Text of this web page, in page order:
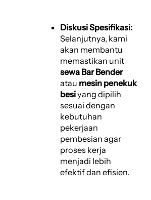
Diskusi Spesifikasi:
Selanjutnya, kami
akan membantu
memastikan unit
sewa Bar Bender
atau mesin penekuk
besiyang dipilih
sesuai dengan
kebutuhan
pekerjaan
pembesian agar
proses kerja
menjadi lebih
efektif dan efisien.